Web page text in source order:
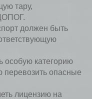
тару,
должен быть
особую категорию
перевозить опасные
лицензию на